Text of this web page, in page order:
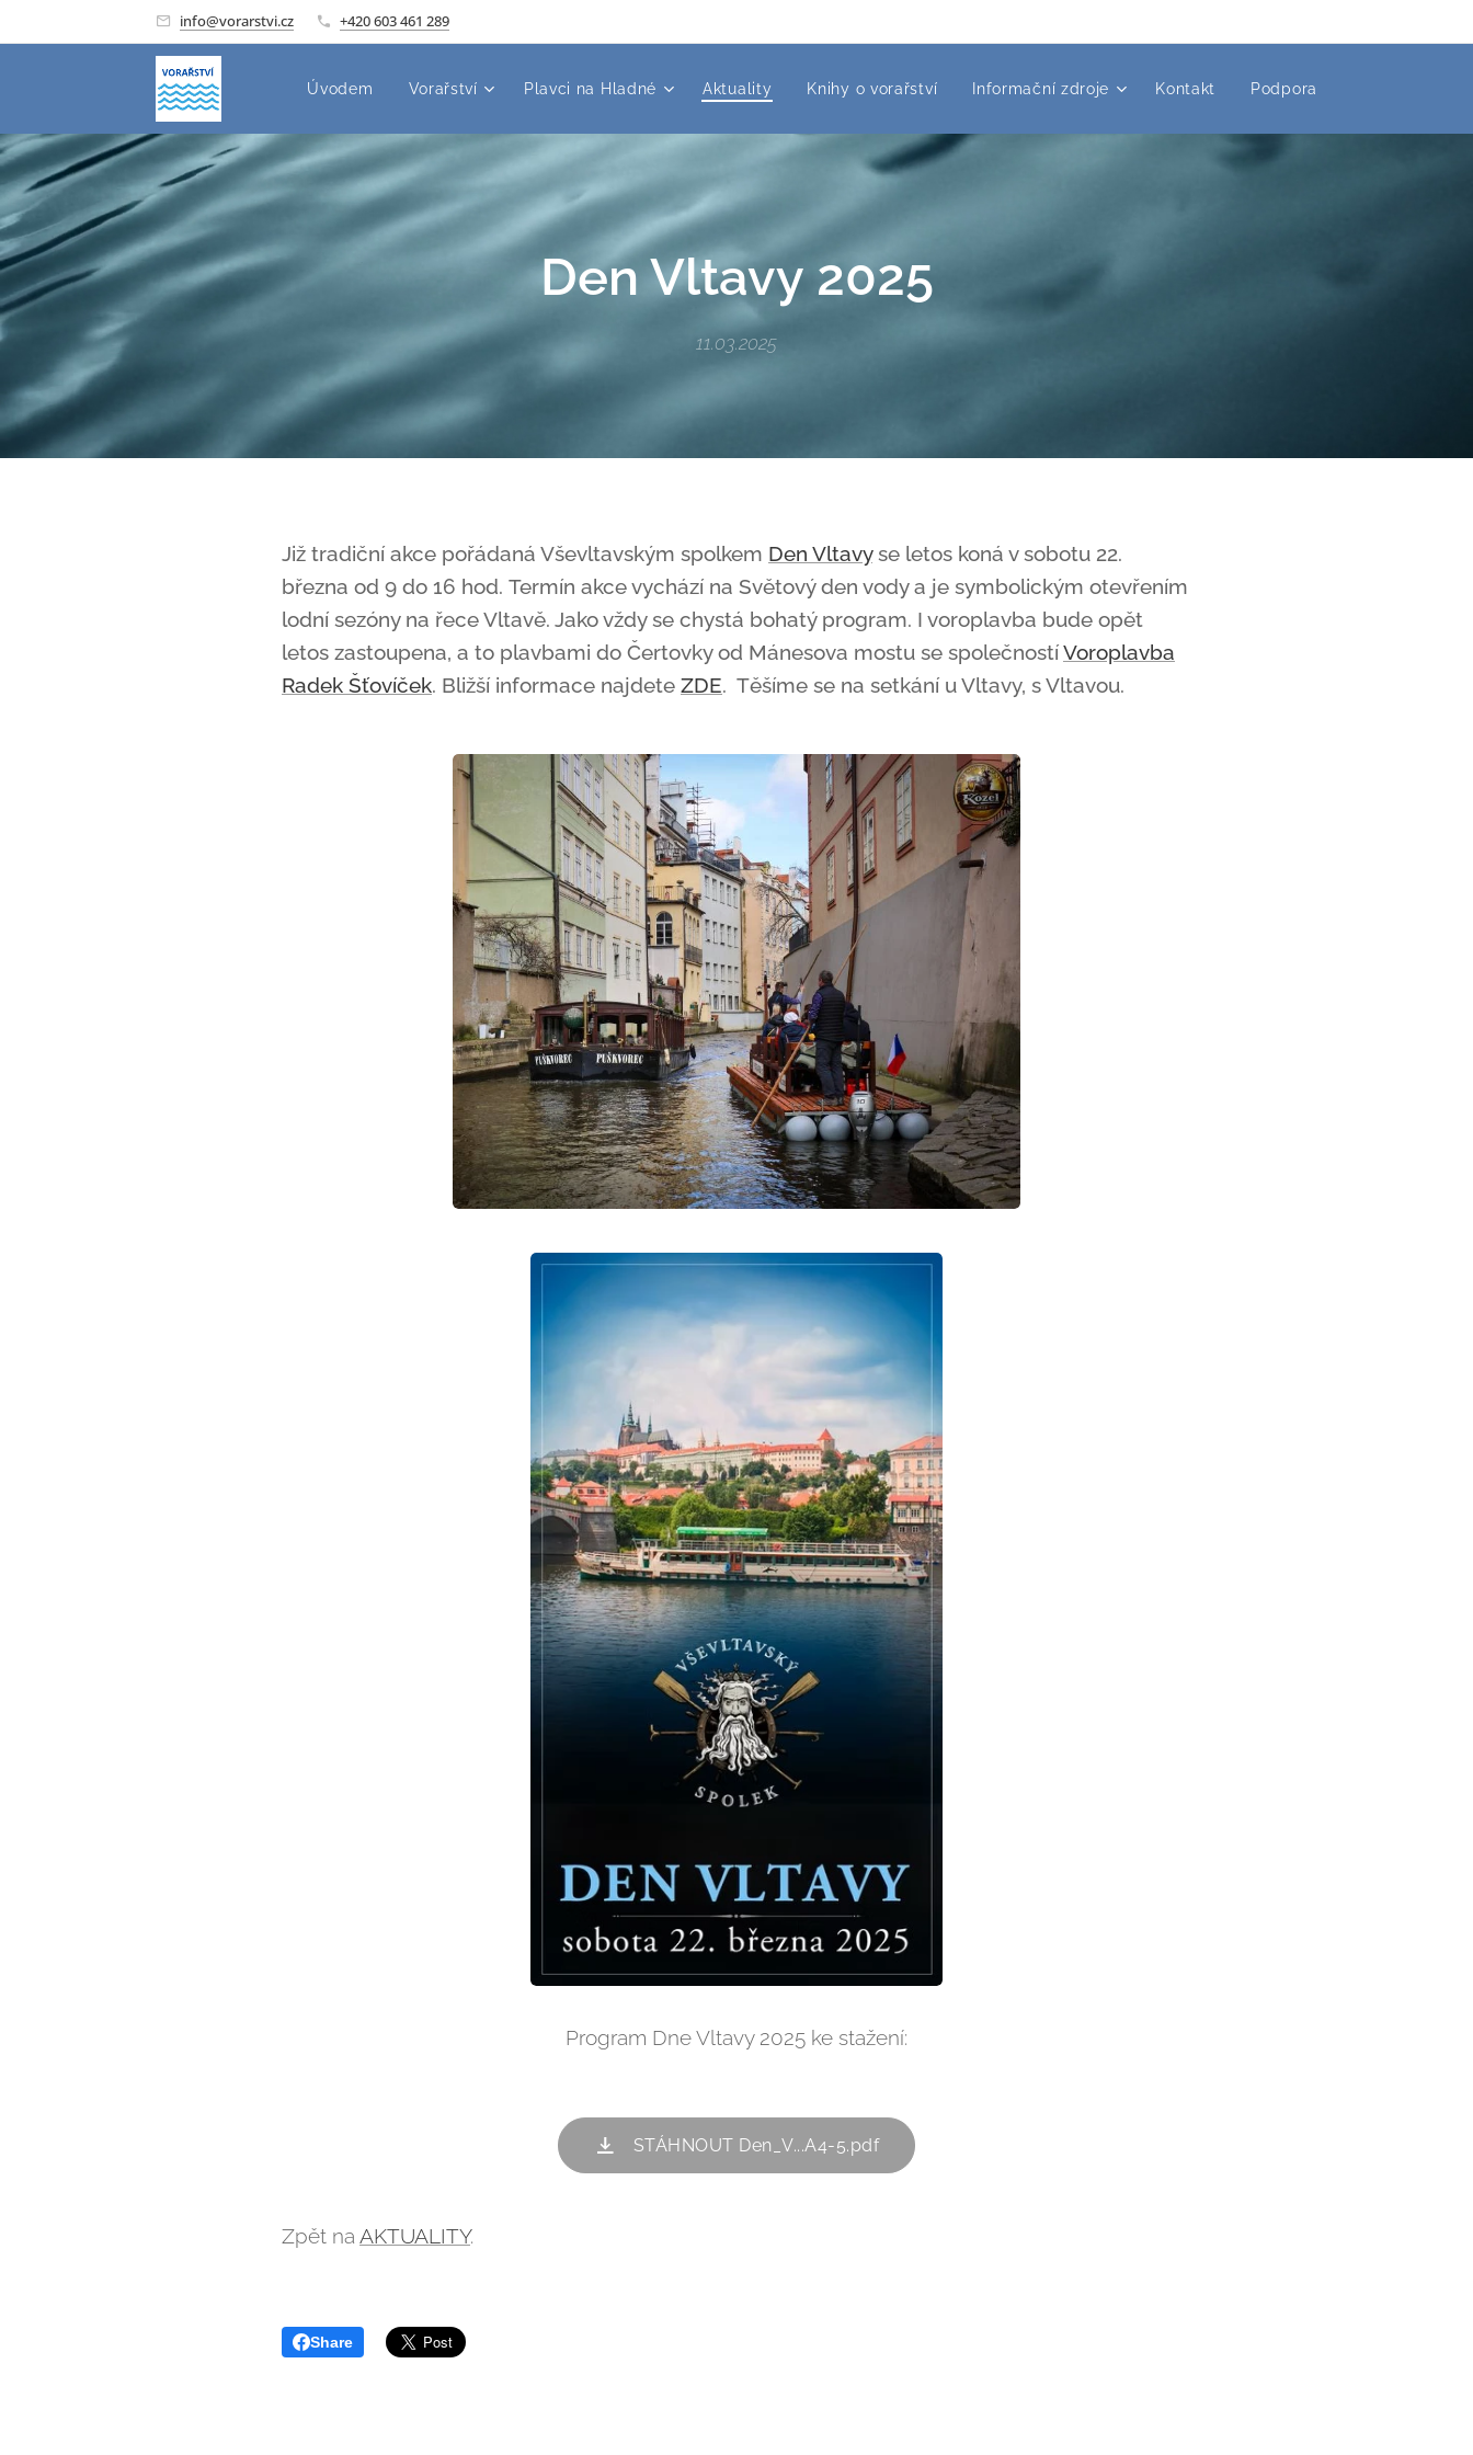
info@vorarstvi.cz +420 603 461 289
Úvodem Vorařství Plavci na Hladné Aktuality Knihy o vorařství Informační zdroje Kontakt Podpora
Den Vltavy 2025
11.03.2025
Již tradiční akce pořádaná Vševltavským spolkem Den Vltavyse letos koná v sobotu 22.
března od 9 do 16 hod. Termín akce vychází na Světový den vody a je symbolickým otevřením
lodní sezóny na řece Vltavě. Jako vždy se chystá bohatý program. I voroplavba bude opět
letos zastoupena, a to plavbami do Čertovky od Mánesova mostu se společnostíVoroplavba
Radek Šťovíček. Bližší informace najdete ZDE. Těšíme se na setkání u Vltavy, s Vltavou.
Program Dne Vltavy 2025 ke stažení:
STÁHNOUT Den_V...A4-5.pdf
Zpět naAKTUALITY.
Share